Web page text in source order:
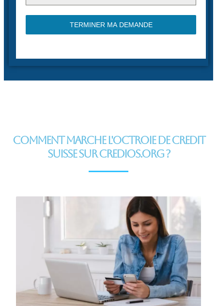
TERMINER MA DEMANDE
comment marche l'octroie de credit
SUISSE sur Credios.org ?